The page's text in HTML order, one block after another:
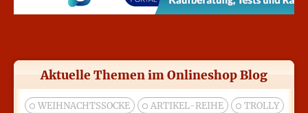
Aktuelle Themen im Onlineshop Blog
WEIHNACHTSSOCKE ARTIKEL-REIHE
TROLLY